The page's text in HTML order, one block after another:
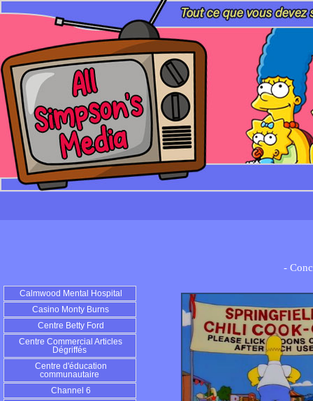
-
Calmwood Mental Hospital
Casino Monty Burns
Centre Betty Ford
Centre Commercial Articles
Dégriffés
Centre d'éducation
communautaire
Channel 6